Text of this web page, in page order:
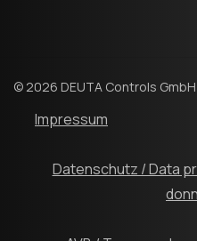
© 2026 DEUTA Controls
Impressum
Datenschutz / Data